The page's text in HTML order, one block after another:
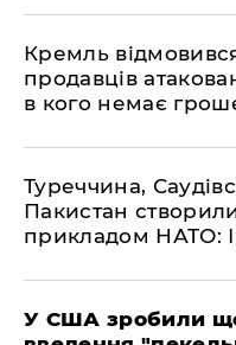
​Кремль
продавців
в кого немає
​Туреччина,
Пакистан
прикладом НАТО:
​У США зробили